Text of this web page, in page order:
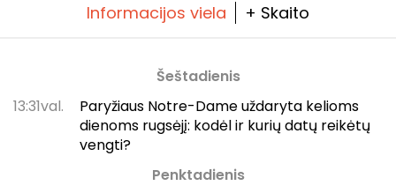
Informacijos viela + Skaito
Šeštadienis
13:31val.
Paryžiaus Notre-Dame uždaryta kelioms
dienoms rugsėjį: kodėl ir kurių datų reikėtų
vengti?
Penktadienis